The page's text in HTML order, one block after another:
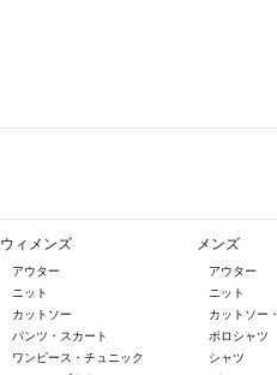
ウィメンズ
アウター
ニット
カットソー
パンツ・スカート
ワンピース・チュニック
メンズ
アウター
ニット
カットソー
ポロシャツ
シャツ